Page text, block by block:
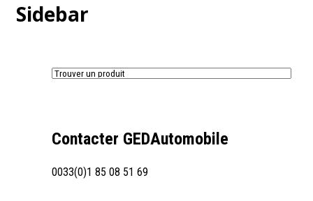
Sidebar
Contacter GEDAutomobile
0033(0)1 85 08 51 69